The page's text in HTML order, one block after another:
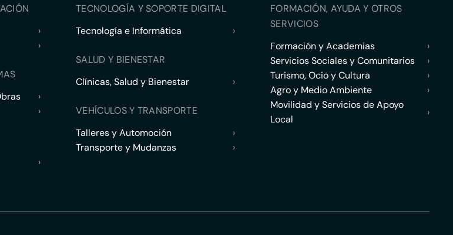
›
›
›
›
›
TECNOLOGÍA Y SOPORTE DIGITAL
Tecnología e Informática
›
SALUD Y BIENESTAR
Clínicas, Salud y Bienestar
›
VEHÍCULOS Y TRANSPORTE
Talleres y Automoción
›
Transporte y Mudanzas
›
FORMACIÓN, AYUDA Y OTROS
SERVICIOS
Formación y Academias
›
Servicios Sociales y Comunitarios
›
Turismo, Ocio y Cultura
›
Agro y Medio Ambiente
›
Movilidad y Servicios de Apoyo
Local
›